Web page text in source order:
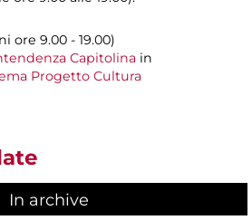
ore 9.00 - 19.00)
Capitolina in
Progetto Cultura
In archive